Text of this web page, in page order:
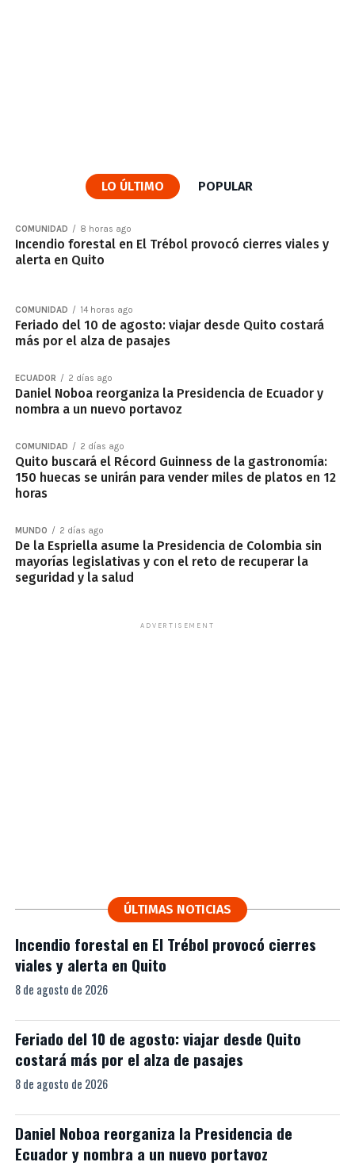
LO ÚLTIMO POPULAR
COMUNIDAD 8 horas ago
Incendio forestal en El Trébol provocó cierres viales y
alerta en Quito
COMUNIDAD 14 horas ago
Feriado del 10 de agosto: viajar desde Quito costará
más por el alza de pasajes
ECUADOR 2 días ago
Daniel Noboa reorganiza la Presidencia de Ecuador y
nombra a un nuevo portavoz
COMUNIDAD 2 días ago
Quito buscará el Récord Guinness de la gastronomía:
150 huecas se unirán para vender miles de platos en 12
horas
MUNDO 2 días ago
De la Espriella asume la Presidencia de Colombia sin
mayorías legislativas y con el reto de recuperar la
seguridad y la salud
ADVERTISEMENT
ÚLTIMAS NOTICIAS
Incendio forestal en El Trébol provocó cierres
viales y alerta en Quito
8 de agosto de 2026
Feriado del 10 de agosto: viajar desde Quito
costará más por el alza de pasajes
8 de agosto de 2026
Daniel Noboa reorganiza la Presidencia de
Ecuador y nombra a un nuevo portavoz